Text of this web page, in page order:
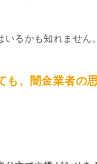
るかも知れません。
、闇金業者の思